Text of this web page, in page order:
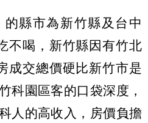
縣市為新竹縣及台中
不喝，新竹縣因有竹北
成交總價硬比新竹市是
科園區客的口袋深度，
人的高收入，房價負擔